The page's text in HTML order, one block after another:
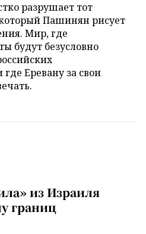
разрушает тот
Пашинян рисует
Мир, где
будут безусловно
Еревану за свои
из Израиля
границ